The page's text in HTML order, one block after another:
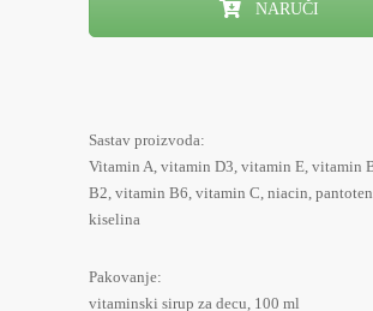
NARUČI
Sastav proizvoda:
Vitamin A, vitamin D3, vitamin E, vitamin
B2, vitamin B6, vitamin C, niacin,
kiselina
Pakovanje:
vitaminski sirup za decu, 100 ml